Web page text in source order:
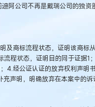
阿公司不再是戴瑞公司的独资
及商标流程状态，证明该商标
程状态，证明目的同于证据1
4.经公证认证的放弃权利声明
声明，明确放弃在本案中的